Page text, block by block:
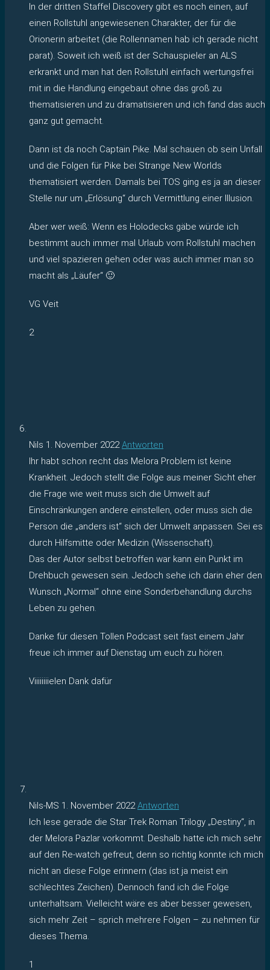
In der dritten Staffel Discovery gibt es noch einen, auf
einen Rollstuhl angewiesenen Charakter, der für die
Orionerin arbeitet (die Rollennamen hab ich gerade nicht
parat). Soweit ich weiß ist der Schauspieler an ALS
erkrankt und man hat den Rollstuhl einfach wertungsfrei
mit in die Handlung eingebaut ohne das groß zu
thematisieren und zu dramatisieren und ich fand das auch
ganz gut gemacht.
Dann ist da noch Captain Pike. Mal schauen ob sein Unfall
und die Folgen für Pike bei Strange New Worlds
thematisiert werden. Damals bei TOS ging es ja an dieser
Stelle nur um „Erlösung“ durch Vermittlung einer Illusion.
Aber wer weiß: Wenn es Holodecks gäbe würde ich
bestimmt auch immer mal Urlaub vom Rollstuhl machen
und viel spazieren gehen oder was auch immer man so
macht als „Läufer“ 🙂
VG Veit
2
Nils 1. November 2022 Antworten
Ihr habt schon recht das Melora Problem ist keine
Krankheit. Jedoch stellt die Folge aus meiner Sicht eher
die Frage wie weit muss sich die Umwelt auf
Einschränkungen andere einstellen, oder muss sich die
Person die „anders ist“ sich der Umwelt anpassen. Sei es
durch Hilfsmitte oder Medizin (Wissenschaft).
Das der Autor selbst betroffen war kann ein Punkt im
Drehbuch gewesen sein. Jedoch sehe ich darin eher den
Wunsch „Normal“ ohne eine Sonderbehandlung durchs
Leben zu gehen.
Danke für diesen Tollen Podcast seit fast einem Jahr
freue ich immer auf Dienstag um euch zu hören.
Viiiiiiiielen Dank dafür
Nils-MS 1. November 2022 Antworten
Ich lese gerade die Star Trek Roman Trilogy „Destiny“, in
der Melora Pazlar vorkommt. Deshalb hatte ich mich sehr
auf den Re-watch gefreut, denn so richtig konnte ich mich
nicht an diese Folge erinnern (das ist ja meist ein
schlechtes Zeichen). Dennoch fand ich die Folge
unterhaltsam. Vielleicht wäre es aber besser gewesen,
sich mehr Zeit – sprich mehrere Folgen – zu nehmen für
dieses Thema.
1